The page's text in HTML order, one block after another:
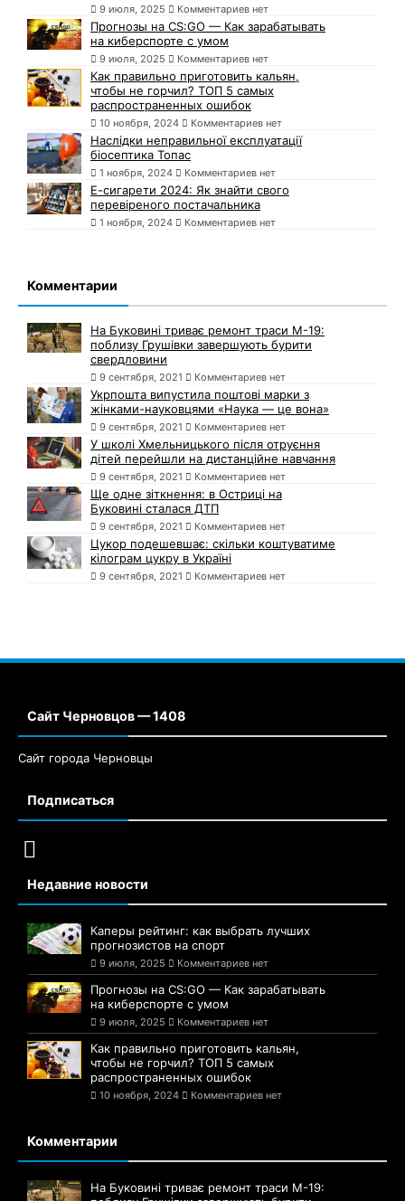
9 июля, 2025 Комментариев нет
Прогнозы на CS:GO — Как зарабатывать
на киберспорте с умом
9 июля, 2025 Комментариев нет
Как правильно приготовить кальян,
чтобы не горчил? ТОП 5 самых
распространенных ошибок
10 ноября, 2024 Комментариев нет
Наслідки неправильної експлуатації
біосептика Топас
1 ноября, 2024 Комментариев нет
Е-сигарети 2024: Як знайти свого
перевіреного постачальника
1 ноября, 2024 Комментариев нет
Комментарии
На Буковині триває ремонт траси М-19:
поблизу Грушівки завершують бурити
свердловини
9 сентября, 2021 Комментариев нет
Укрпошта випустила поштові марки з
жінками-науковцями «Наука — це вона»
9 сентября, 2021 Комментариев нет
У школі Хмельницького після отруєння
дітей перейшли на дистанційне навчання
9 сентября, 2021 Комментариев нет
Ще одне зіткнення: в Остриці на
Буковині сталася ДТП
9 сентября, 2021 Комментариев нет
Цукор подешевшає: скільки коштуватиме
кілограм цукру в Україні
9 сентября, 2021 Комментариев нет
Сайт Черновцов — 1408
Сайт города Черновцы
Подписаться
Недавние новости
Каперы рейтинг: как выбрать лучших
прогнозистов на спорт
9 июля, 2025 Комментариев нет
Прогнозы на CS:GO — Как зарабатывать
на киберспорте с умом
9 июля, 2025 Комментариев нет
Как правильно приготовить кальян,
чтобы не горчил? ТОП 5 самых
распространенных ошибок
10 ноября, 2024 Комментариев нет
Комментарии
На Буковині триває ремонт траси М-19: